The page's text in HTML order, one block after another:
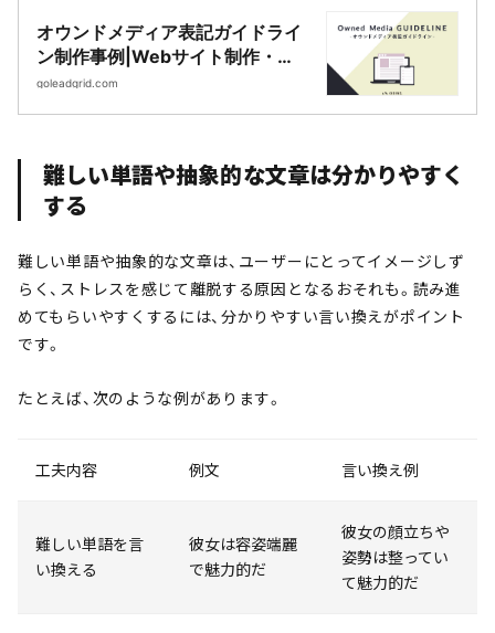
オウンドメディア表記ガイドライ
ン制作事例|Webサイト制作・
CMS開発｜LeadGrid
goleadgrid.com
難しい単語や抽象的な文章は分かりやすく
する
難しい単語や抽象的な文章は、ユーザーにとってイメージしず
らく、ストレスを感じて離脱する原因となるおそれも。読み進
めてもらいやすくするには、分かりやすい言い換えがポイント
です。
たとえば、次のような例があります。
工夫内容 例文 言い換え例
難しい単語を言
い換える
彼女は容姿端麗
で魅力的だ
彼女の顔立ちや
姿勢は整ってい
て魅力的だ